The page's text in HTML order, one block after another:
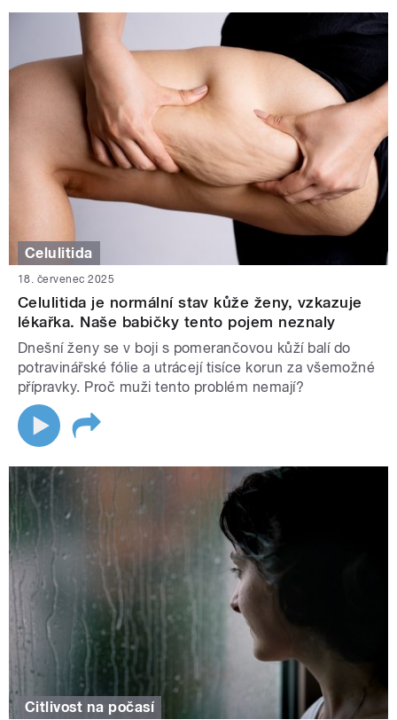
Celulitida
18. červenec 2025
Celulitida je normální stav kůže ženy, vzkazuje
lékařka. Naše babičky tento pojem neznaly
Dnešní ženy se v boji s pomerančovou kůží balí do
potravinářské fólie a utrácejí tisíce korun za všemožné
přípravky. Proč muži tento problém nemají?
Citlivost na počasí